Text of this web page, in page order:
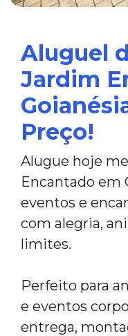
Aluguel
Jardim
Preço!
Alugue hoje
Encantado em
eventos e
com alegria,
limites.
Perfeito para
e eventos
entrega,